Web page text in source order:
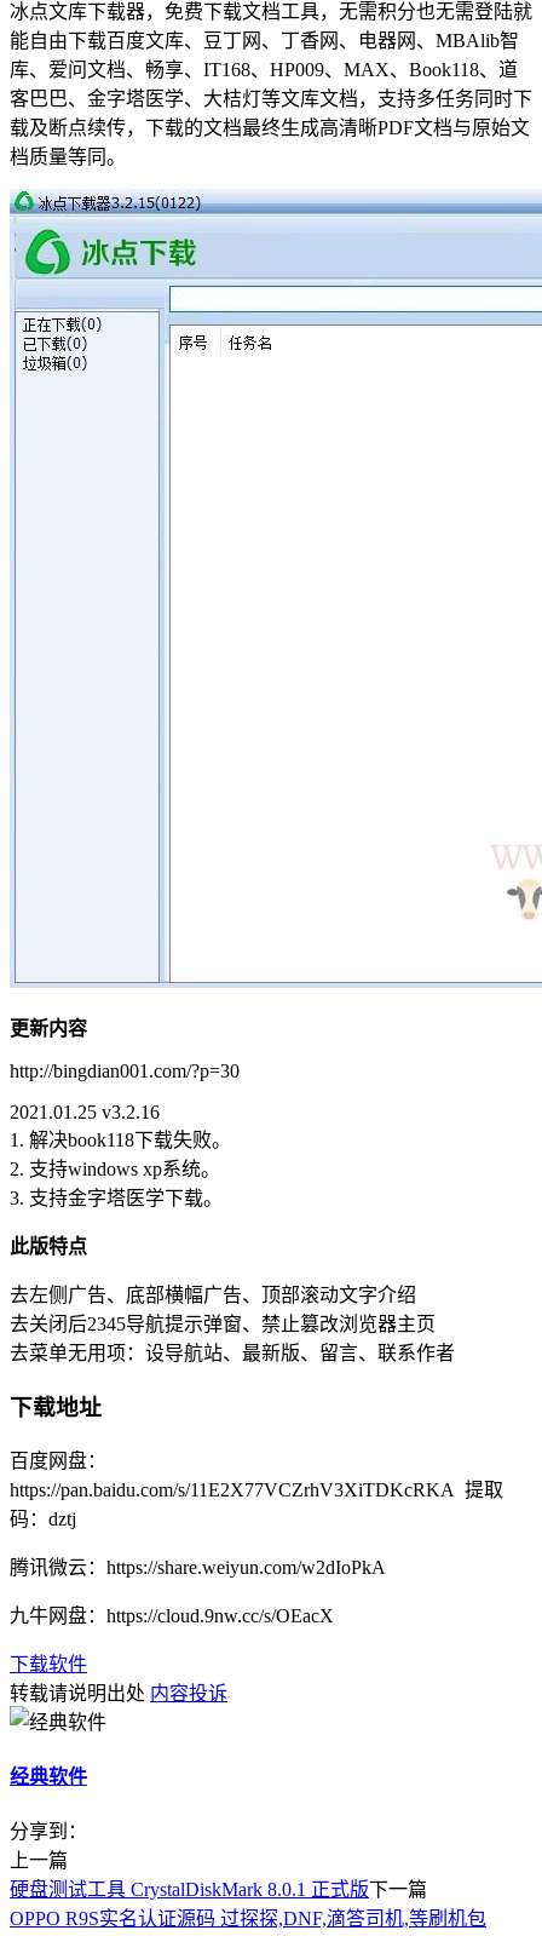
冰点文库下载器，免费下载文档工具，无需积分也无需登陆就
能自由下载百度文库、豆丁网、丁香网、电器网、MBAlib智
库、爱问文档、畅享、IT168、HP009、MAX、Book118、道
客巴巴、金字塔医学、大桔灯等文库文档，支持多任务同时下
载及断点续传，下载的文档最终生成高清晰PDF文档与原始文
档质量等同。
更新内容
http://bingdian001.com/?p=30
2021.01.25 v3.2.16
1. 解决book118下载失败。
2. 支持windows xp系统。
3. 支持金字塔医学下载。
此版特点
去左侧广告、底部横幅广告、顶部滚动文字介绍
去关闭后2345导航提示弹窗、禁止篡改浏览器主页
去菜单无用项：设导航站、最新版、留言、联系作者
下载地址
百度网盘：
https://pan.baidu.com/s/11E2X77VCZrhV3XiTDKcRKA 提取
码：dztj
腾讯微云：https://share.weiyun.com/w2dIoPkA
九牛网盘：https://cloud.9nw.cc/s/OEacX
下载软件
转载请说明出处 内容投诉
经典软件
分享到：
上一篇
硬盘测试工具 CrystalDiskMark 8.0.1 正式版下一篇
OPPO R9S实名认证源码 过探探,DNF,滴答司机,等刷机包